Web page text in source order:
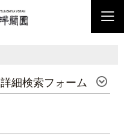
詳細検索フォーム